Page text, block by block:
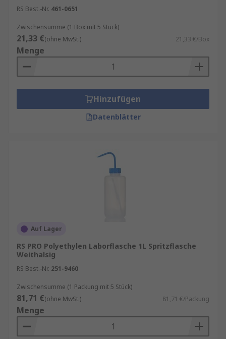
RS Best.-Nr. 461-0651
Zwischensumme (1 Box mit 5 Stück)
21,33 €(ohne MwSt.) 21,33 €/Box
Menge
Hinzufügen
Datenblätter
Auf Lager
RS PRO Polyethylen Laborflasche 1L Spritzflasche
Weithalsig
RS Best.-Nr. 251-9460
Zwischensumme (1 Packung mit 5 Stück)
81,71 €(ohne MwSt.) 81,71 €/Packung
Menge